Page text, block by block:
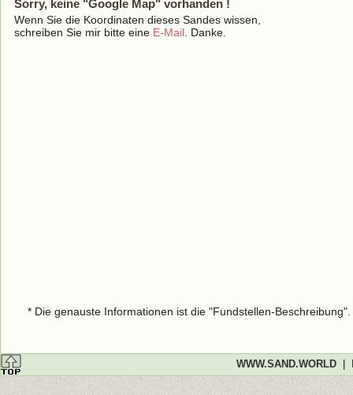
Sorry, keine "Google Map" vorhanden !
Wenn Sie die Koordinaten dieses Sandes wissen,
schreiben Sie mir bitte eine E-Mail . Danke.
* Die genauste Informationen ist die "Fundstellen-
WWW.SAND.WORLD|